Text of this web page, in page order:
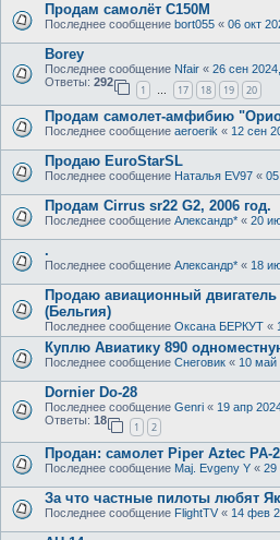
Продам самолёт С150М
Последнее сообщение bort055 « 06 окт
Borey
Последнее сообщение Nfair « 26 сен
Ответы: 292
1 … 17 18 19 20
Продам самолет-амфибию
Последнее сообщение aeroerik « 12 сен
Продаю EuroStarSL
Последнее сообщение Наталья EV97 «
Продам Cirrus sr22 G2, 2006 год.
Последнее сообщение Александр* « 20
.
Последнее сообщение Александр* « 18
Продаю авиационный двигатель
(Бельгия)
Последнее сообщение Оксана БЕРКУТ «
Куплю Авиатику 890
Последнее сообщение Снеговик « 10 май
Dornier Do-28
Последнее сообщение Genri « 19 апр
Ответы: 18
1 2
Продан: самолет Piper Aztec PA-
Последнее сообщение Maj. Evgeny Y « 29
За что частные пилоты любят
Последнее сообщение FlightTV « 14 фев